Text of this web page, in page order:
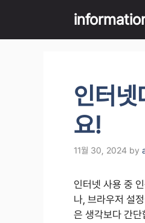
content
인터넷
요!
11월 30, 2024 by
인터넷 사용 중
나, 브라우저 설
은 생각보다 간